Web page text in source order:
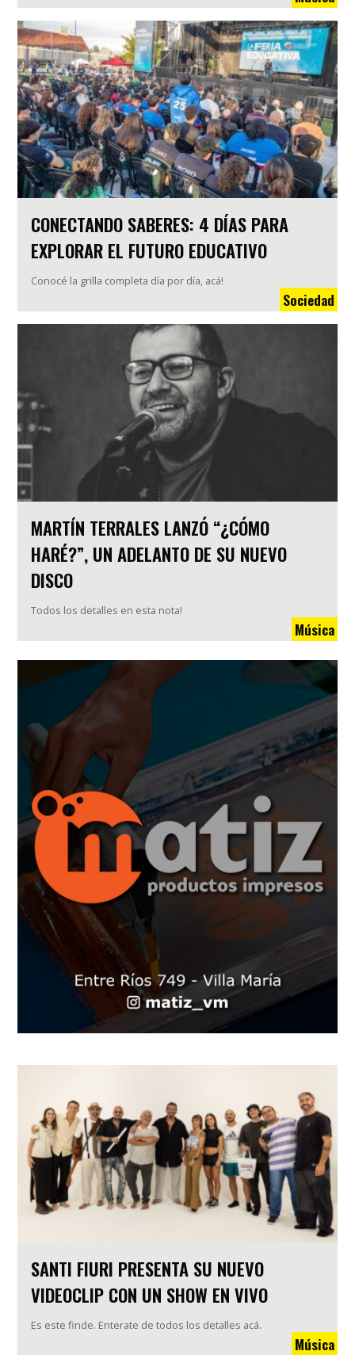
CONECTANDO SABERES: 4 DÍAS PARA
EXPLORAR EL FUTURO EDUCATIVO
Conocé la grilla completa día por día, acá!
Sociedad
MARTÍN TERRALES LANZÓ “¿CÓMO
HARÉ?”, UN ADELANTO DE SU NUEVO
DISCO
Todos los detalles en esta nota!
Música
SANTI FIURI PRESENTA SU NUEVO
VIDEOCLIP CON UN SHOW EN VIVO
Es este finde. Enterate de todos los detalles acá.
Música